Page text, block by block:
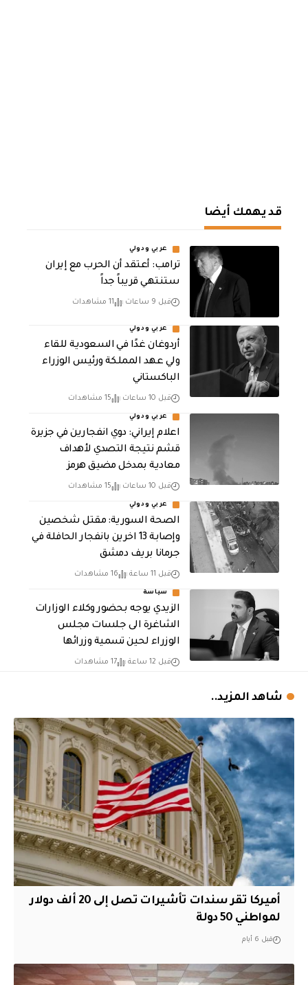
قد يهمك أيضا
عربي ودولي
‏ترامب: أعتقد أن الحرب مع إيران
ستنتهي قريباً جداً
قبل 9 ساعات 11 مشاهدات
عربي ودولي
أردوغان غدًا في السعودية للقاء
ولي عهد المملكة ورئيس الوزراء
الباكستاني
قبل 10 ساعات 15 مشاهدات
عربي ودولي
اعلام إيراني: دوي انفجارين في جزيرة
قشم نتيجة التصدي لأهداف
معادية بمدخل مضيق هرمز
قبل 10 ساعات 15 مشاهدات
عربي ودولي
الصحة السورية: مقتل شخصين
وإصابة 13 اخرين بانفجار الحافلة في
جرمانا بريف دمشق
قبل 11 ساعة 16 مشاهدات
سياسة
الزيدي يوجه بحضور وكلاء الوزارات
الشاغرة الى جلسات مجلس
الوزراء لحين تسمية وزرائها
قبل 12 ساعة 17 مشاهدات
شاهد المزيد..
أميركا تقر سندات تأشيرات تصل إلى 20 ألف دولار
لمواطني 50 دولة
قبل 6 أيام